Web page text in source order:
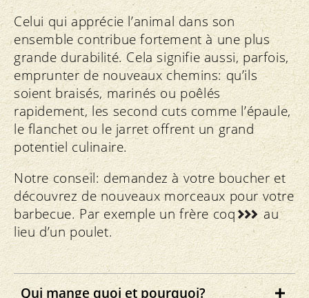
Celui qui apprécie l’animal dans son
ensemble contribue fortement à une plus
grande durabilité. Cela signifie aussi, parfois,
emprunter de nouveaux chemins: qu’ils
soient braisés, marinés ou poêlés
rapidement, les second cuts comme l’épaule,
le flanchet ou le jarret offrent un grand
potentiel culinaire.
Notre conseil: demandez à votre boucher et
découvrez de nouveaux morceaux pour votre
barbecue. Par exemple unfrère coq
au
lieu d’un poulet.
Qui mange quoi et pourquoi?